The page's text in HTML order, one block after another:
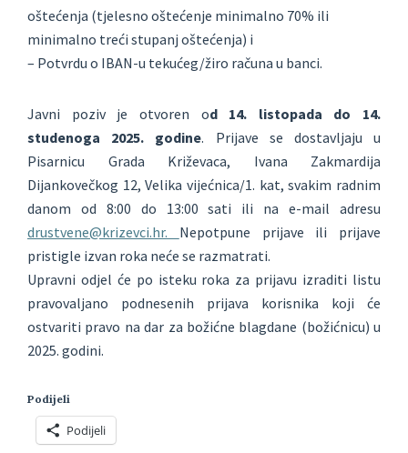
oštećenja (tjelesno oštećenje minimalno 70% ili
minimalno treći stupanj oštećenja) i
– Potvrdu o IBAN-u tekućeg/žiro računa u banci.
Javni poziv je otvoren od 14. listopada do 14.
studenoga 2025. godine. Prijave se dostavljaju u
Pisarnicu Grada Križevaca, Ivana Zakmardija
Dijankovečkog 12, Velika vijećnica/1. kat, svakim radnim
danom od 8:00 do 13:00 sati ili na e-mail adresu
drustvene@krizevci.hr. Nepotpune prijave ili prijave
pristigle izvan roka neće se razmatrati.
Upravni odjel će po isteku roka za prijavu izraditi listu
pravovaljano podnesenih prijava korisnika koji će
ostvariti pravo na dar za božićne blagdane (božićnicu) u
2025. godini.
Podijeli
Podijeli